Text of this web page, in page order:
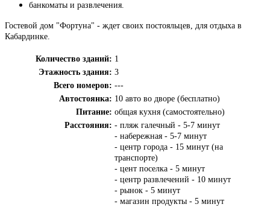
банкоматы и развлечения.
Гостевой дом "Фортуна" - ждет своих постояльцев, для отдыха в
Кабардинке.
Количество зданий: 1
Этажность здания: 3
Всего номеров: ---
Автостоянка: 10 авто во дворе (бесплатно)
Питание: общая кухня (самостоятельно)
Расстояния: - пляж галечный - 5-7 минут
- набережная - 5-7 минут
- центр города - 15 минут (на
транспорте)
- цент поселка - 5 минут
- центр развлечений - 10 минут
- рынок - 5 минут
- магазин продукты - 5 минут